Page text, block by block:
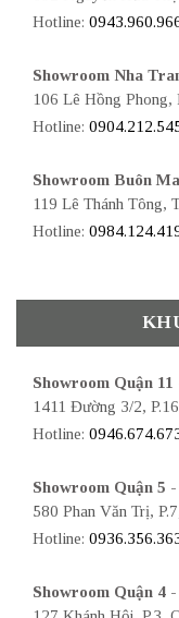
Hotline:
Showroom Nha
106 Lê Hồng Phong,
Hotline:
Showroom Buôn
119 Lê Thánh Tông,
Hotline:
Showroom Quận
1411 Đường 3/2,
Hotline:
Showroom Quận 5
580 Phan Văn Trị,
Hotline:
Showroom Quận 4